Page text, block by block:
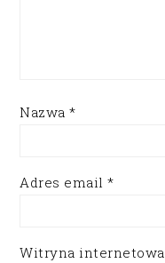
Nazwa*
Adres email*
Witryna internetowa